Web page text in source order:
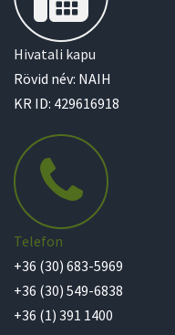
Hivatali kapu
Rövid név: NAIH
KR ID: 429616918
Telefon
+36 (30) 683-5969
+36 (30) 549-6838
+36 (1) 391 1400